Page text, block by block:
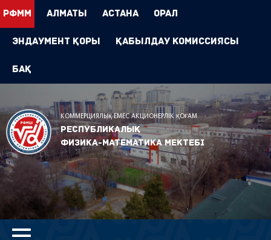
РФММ Алматы Астана Орал
Эндаумент Қоры Қабылдау комиссиясы
БАҚ
КОММЕРЦИЯЛЫҚ ЕМЕС АКЦИОНЕРЛІК ҚОҒАМ
Республикалық
физика-математика мектебі